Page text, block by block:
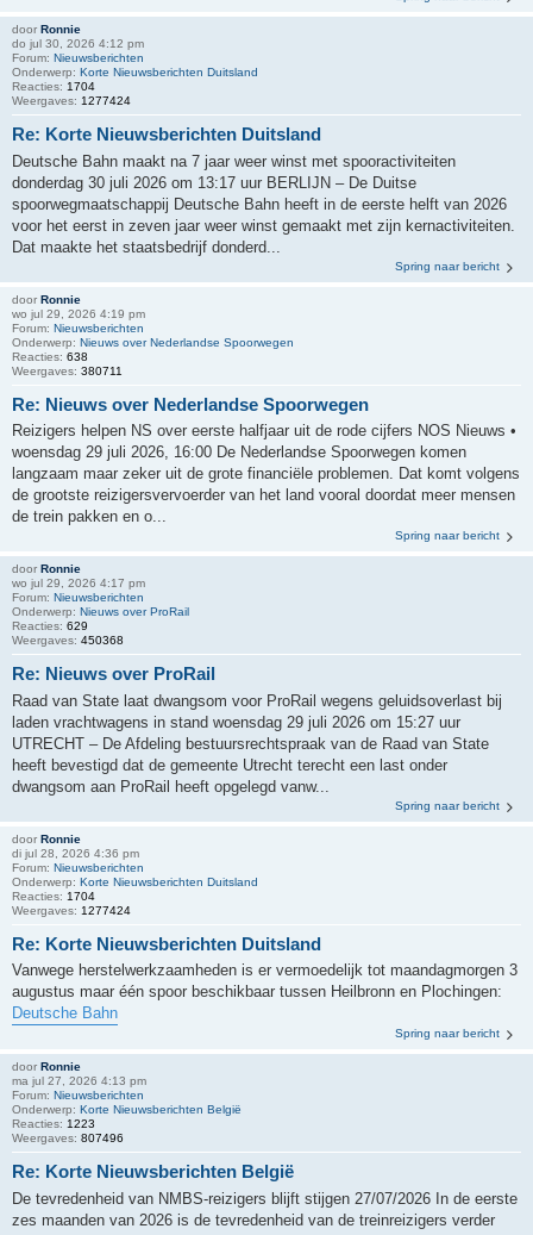
door Ronnie
do jul 30, 2026 4:12 pm
Forum: Nieuwsberichten
Onderwerp: Korte Nieuwsberichten Duitsland
Reacties: 1704
Weergaves: 1277424
Re: Korte Nieuwsberichten Duitsland
Deutsche Bahn maakt na 7 jaar weer winst met spooractiviteiten
donderdag 30 juli 2026 om 13:17 uur BERLIJN – De Duitse
spoorwegmaatschappij Deutsche Bahn heeft in de eerste helft van 2026
voor het eerst in zeven jaar weer winst gemaakt met zijn kernactiviteiten.
Dat maakte het staatsbedrijf donderd...
Spring naar bericht
door Ronnie
wo jul 29, 2026 4:19 pm
Forum: Nieuwsberichten
Onderwerp: Nieuws over Nederlandse Spoorwegen
Reacties: 638
Weergaves: 380711
Re: Nieuws over Nederlandse Spoorwegen
Reizigers helpen NS over eerste halfjaar uit de rode cijfers NOS Nieuws •
woensdag 29 juli 2026, 16:00 De Nederlandse Spoorwegen komen
langzaam maar zeker uit de grote financiële problemen. Dat komt volgens
de grootste reizigersvervoerder van het land vooral doordat meer mensen
de trein pakken en o...
Spring naar bericht
door Ronnie
wo jul 29, 2026 4:17 pm
Forum: Nieuwsberichten
Onderwerp: Nieuws over ProRail
Reacties: 629
Weergaves: 450368
Re: Nieuws over ProRail
Raad van State laat dwangsom voor ProRail wegens geluidsoverlast bij
laden vrachtwagens in stand woensdag 29 juli 2026 om 15:27 uur
UTRECHT – De Afdeling bestuursrechtspraak van de Raad van State
heeft bevestigd dat de gemeente Utrecht terecht een last onder
dwangsom aan ProRail heeft opgelegd vanw...
Spring naar bericht
door Ronnie
di jul 28, 2026 4:36 pm
Forum: Nieuwsberichten
Onderwerp: Korte Nieuwsberichten Duitsland
Reacties: 1704
Weergaves: 1277424
Re: Korte Nieuwsberichten Duitsland
Vanwege herstelwerkzaamheden is er vermoedelijk tot maandagmorgen 3
augustus maar één spoor beschikbaar tussen Heilbronn en Plochingen:
Deutsche Bahn
Spring naar bericht
door Ronnie
ma jul 27, 2026 4:13 pm
Forum: Nieuwsberichten
Onderwerp: Korte Nieuwsberichten België
Reacties: 1223
Weergaves: 807496
Re: Korte Nieuwsberichten België
De tevredenheid van NMBS-reizigers blijft stijgen 27/07/2026 In de eerste
zes maanden van 2026 is de tevredenheid van de treinreizigers verder